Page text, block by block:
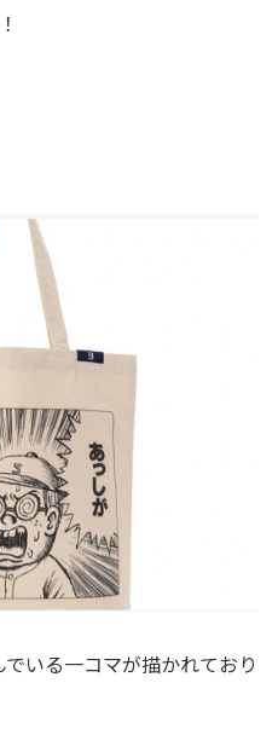
でいる一コマが描かれており